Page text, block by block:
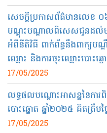
សេចក្តីប្រកាសព័ត៌មានលេខ​ ០
បណ្តុះបណ្តាលពិសេសជូនដល់មន្ត្
អំពីនីតិវិធី ពាក់ព័ន្ធនឹងពាក្យបណ្
ឈ្មោះ និងការចុះឈ្មោះបោះឆ្ន
17/05/2025
លទ្ធផលបណ្ដោះអាសន្ននៃការ
បោះឆ្នោត ឆ្នាំ២០២៥ គិតត្រឹម
17/05/2025